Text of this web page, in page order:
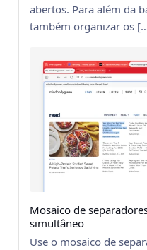
abertos. Para além da
também organizar os
Mosaico de
simultâneo
Use o mosaico de